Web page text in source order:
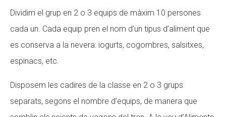
Dividim el grup en 2 o 3 equips de màxim 10 persones
cada un. Cada equip pren el nom d’un tipus d’aliment que
es conserva a la nevera: iogurts, cogombres, salsitxes,
espinacs, etc.
Disposem les cadires de la classe en 2 o 3 grups
separats, segons el nombre d’equips, de manera que